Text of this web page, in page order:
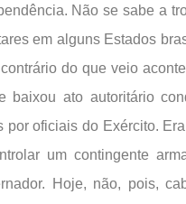
Não se sabe a
em alguns Estados
do que veio
baixou ato autoritário
por oficiais do Exército.
um contingente
Hoje, não, pois,